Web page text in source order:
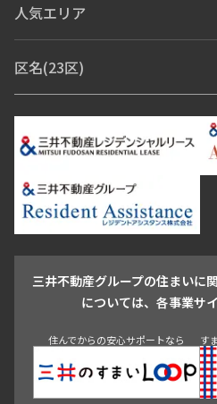
ブランドマンション
人気エリア
青山・表参道・原宿
市ヶ谷・神楽坂・飯田
芝浦・汐留・品川
月島・勝どき・豊
目白・高田馬場・早稲
池尻大橋・三軒茶屋
祐天寺・学芸大
駒沢・用賀・二子玉川
成城・砧
青山 渋谷 東京・大手町 新宿
区名(23区)
江東区
豊島区
杉並区 板橋区
葛飾区
江戸川区
三井不動産グループの住まいに
については、各事業サ
住んでからの安心サポートなら す